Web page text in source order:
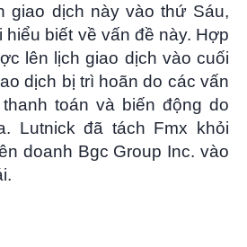
giao dịch này vào thứ Sáu,
biết về vấn đề này. Hợp
lên lịch giao dịch vào cuối
dịch bị trì hoãn do các vấn
toán và biến động do
Lutnick đã tách Fmx khỏi
doanh Bgc Group Inc. vào